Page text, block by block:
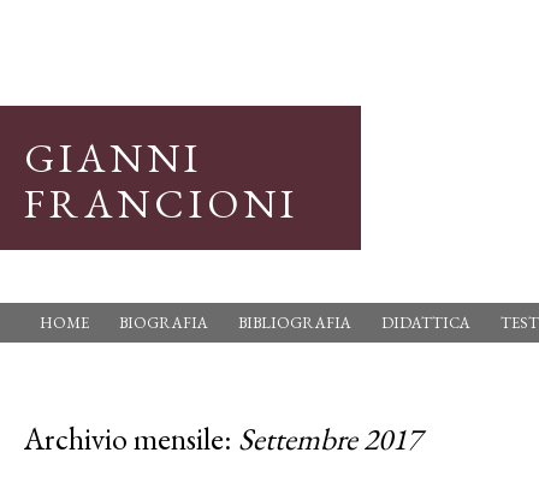
GIANNI
FRANCIONI
HOME BIOGRAFIA BIBLIOGRAFIA DIDATTICA
Archivio mensile: Settembre 2017